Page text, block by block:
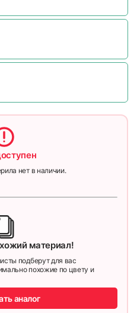
нет в наличии.
материал!
подберут для вас
похожие по цвету и
аналог